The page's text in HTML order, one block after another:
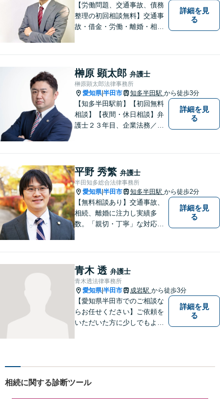
【労働問題、交通事故、債務
整理の初回相談無料】交通事
故・借金・労働・離婚・相続
町、東浦町、美浜町、南知多
町などでお困りの方がいまし
たらすぐにご相談ください。
詳細を見
る
榊原 顕太郎 弁護士
榊原顕太郎法律事務所
愛知県|半田市 知多半田駅 から徒歩3分
【知多半田駅前】【初回無料
相談】【夜間・休日相談】弁
護士２３年目、企業法務／交
護士が、事業経営を強力サポ
ートいたします！【ネット予
約可】【駐車場あり】【見積
無料】
詳細を見
る
平野 秀繁 弁護士
半田知多総合法律事務所
愛知県|半田市 知多半田駅 から徒歩2分
【無料相談あり】交通事故、
相続、離婚に注力し実績多
数。「親切・丁寧」な対応
詳細を見
る
青木 透 弁護士
青木透法律事務所
愛知県|半田市 成岩駅 から徒歩3分
【愛知県半田市でのご相談な
らお任せください】ご依頼を
いただいた方に少しでもよい
詳細を見
る
相続に関する診断ツール